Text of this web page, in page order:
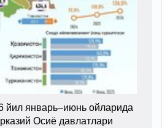
йил январь–июнь ойларида
Осиё давлатлари